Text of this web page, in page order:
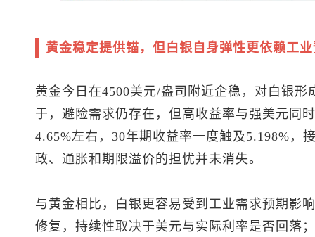
黄金稳定提供锚，但白银自身弹性更依赖工
黄金今日在4500美元/盎司附近企稳，对白银
于，避险需求仍存在，但高收益率与强美元同
4.65%左右，30年期收益率一度触及5.198%，
政、通胀和期限溢价的担忧并未消失。
与黄金相比，白银更容易受到工业需求预期影
修复，持续性取决于美元与实际利率是否回落